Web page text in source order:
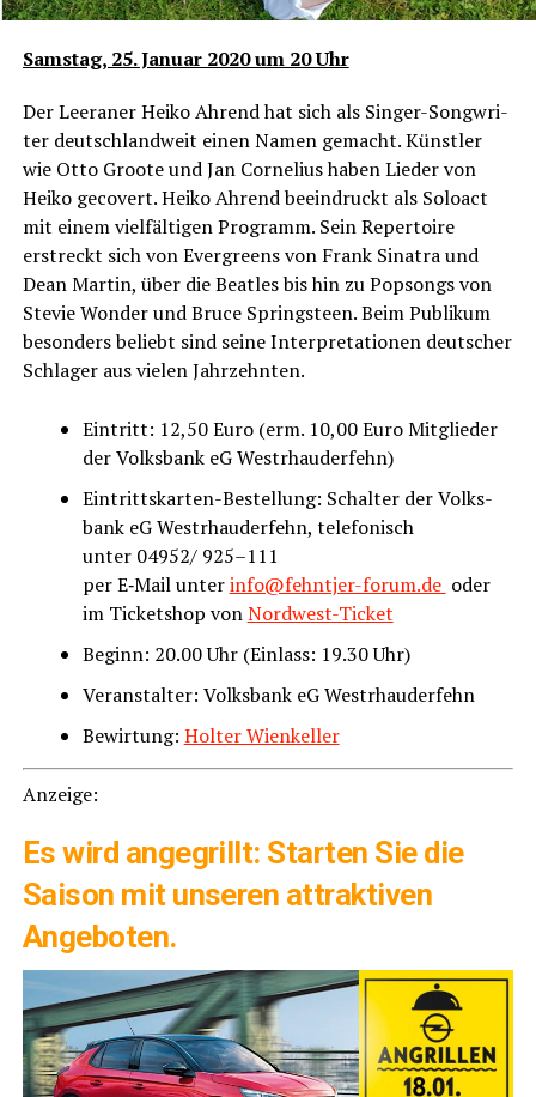
Sams­tag, 25. Janu­ar 2020 um 20 Uhr
Der Leera­ner Hei­ko Ahrend hat sich als Sin­ger-Song­wri­
ter deutsch­land­weit einen Namen gemacht. Künst­ler
wie Otto Groo­te und Jan Cor­ne­li­us haben Lie­der von
Hei­ko geco­vert. Hei­ko Ahrend beein­druckt als Soloact
mit einem viel­fäl­ti­gen Pro­gramm. Sein Reper­toire
erstreckt sich von Ever­greens von Frank Sina­tra und
Dean Mar­tin, über die Beat­les bis hin zu Pop­songs von
Stevie Won­der und Bruce Springsteen. Beim Publi­kum
beson­ders beliebt sind sei­ne Inter­pre­ta­tio­nen deut­scher
Schla­ger aus vie­len Jahrzehnten.
Ein­tritt: 12,50 Euro (erm. 10,00 Euro Mit­glie­der
der Volks­bank eG Westrhauderfehn)
Ein­tritts­kar­ten-Bestel­lung: Schal­ter der Volks­
bank eG West­rhau­der­fehn, tele­fo­nisch
unter 04952/ 925–111
per E‑Mail unterinfo@fehntjer-forum.de oder
im Ticket­shop vonNord­west-Ticket
Beginn: 20.00 Uhr (Ein­lass: 19.30 Uhr)
Ver­an­stal­ter: Volks­bank eG Westrhauderfehn
Bewir­tung: Hol­ter Wienkeller
Anzei­ge:
Es wird ange­grillt: Star­ten Sie die
Sai­son mit unse­ren attrak­ti­ven
Angeboten.